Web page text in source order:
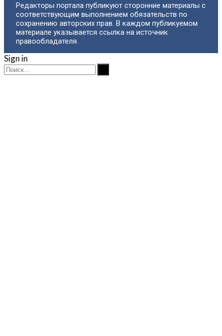
Редакторы портала публикуют сторонние материалы с
соответствующим выполнением обязательств по
сохранению авторских прав. В каждом публикуемом
материале указывается ссылка на источник
правообладателя.
Sign in